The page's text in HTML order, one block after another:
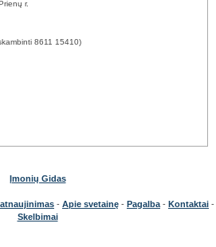
r.
8611 15410)
Įmonių Gidas
- Apie svetainę - Pagalba - Kontaktai -
Skelbimai